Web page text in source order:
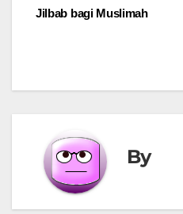
navigation
Jilbab bagi Muslimah
By